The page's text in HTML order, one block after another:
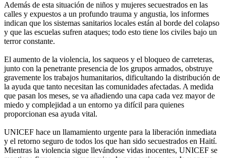
Además de esta situación de niños y mujeres secuestrados en las
calles y expuestos a un profundo trauma y angustia, los informes
indican que los sistemas sanitarios locales están al borde del colapso
y que las escuelas sufren ataques; todo esto tiene los civiles bajo un
terror constante.
El aumento de la violencia, los saqueos y el bloqueo de carreteras,
junto con la penetrante presencia de los grupos armados, obstruye
gravemente los trabajos humanitarios, dificultando la distribución de
la ayuda que tanto necesitan las comunidades afectadas. A medida
que pasan los meses, se va añadiendo una capa cada vez mayor de
miedo y complejidad a un entorno ya difícil para quienes
proporcionan esa ayuda vital.
UNICEF hace un llamamiento urgente para la liberación inmediata
y el retorno seguro de todos los que han sido secuestrados en Haití.
Mientras la violencia sigue llevándose vidas inocentes, UNICEF se